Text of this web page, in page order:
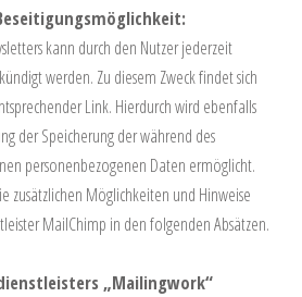
kann durch den Nutzer jederzeit
werden. Zu diesem Zweck findet sich
Link. Hierdurch wird ebenfalls
der Speicherung der während des
personenbezogenen Daten ermöglicht.
zusätzlichen Möglichkeiten und Hinweise
MailChimp in den folgenden Absätzen.
„Mailingwork“